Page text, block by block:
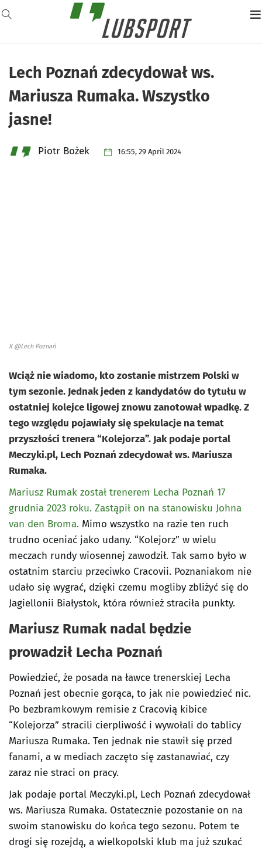
Lech Poznań zdecydował ws.
Mariusza Rumaka. Wszystko
jasne!
Piotr Bożek 16:55, 29 April 2024
X @Lech Poznań
Wciąż nie wiadomo, kto zostanie mistrzem Polski w
tym sezonie. Jednak jeden z kandydatów do tytułu w
ostatniej kolejce ligowej znowu zanotował wpadkę. Z
tego względu pojawiały się spekulacje na temat
przyszłości trenera “Kolejorza”. Jak podaje portal
Meczyki.pl, Lech Poznań zdecydował ws. Mariusza
Rumaka.
Mariusz Rumak został trenerem Lecha Poznań 17
grudnia 2023 roku. Zastąpił on na stanowisku Johna
van den Broma. Mimo wszystko na razie ten ruch
trudno oceniać jako udany. “Kolejorz” w wielu
meczach rundy wiosennej zawodził. Tak samo było w
ostatnim starciu przeciwko Cracovii. Poznaniakom nie
udało się wygrać, dzięki czemu mogliby zbliżyć się do
Jagiellonii Białystok, która również straciła punkty.
Mariusz Rumak nadal będzie
prowadził Lecha Poznań
Powiedzieć, że posada na ławce trenerskiej Lecha
Poznań jest obecnie gorąca, to jak nie powiedzieć nic.
Po bezbramkowym remisie z Cracovią kibice
“Kolejorza” stracili cierpliwość i wywołali do tablicy
Mariusza Rumaka. Ten jednak nie stawił się przed
fanami, a w mediach zaczęto się zastanawiać, czy
zaraz nie straci on pracy.
Jak podaje portal Meczyki.pl, Lech Poznań zdecydował
ws. Mariusza Rumaka. Ostatecznie pozostanie on na
swoim stanowisku do końca tego sezonu. Potem te
drogi się rozejdą, a wielkopolski klub ma już szukać